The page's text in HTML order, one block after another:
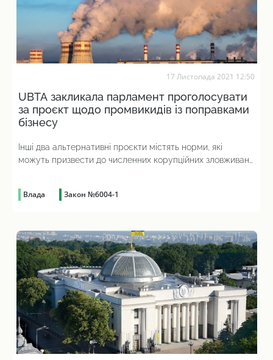
17 Листопада 2021 12:50
UBTA закликала парламент проголосувати
за проєкт щодо промвикидів із поправками
бізнесу
Інші два альтернативні проєкти містять норми, які
можуть призвести до численних корупційних зловживань
Влада Закон №6004-1